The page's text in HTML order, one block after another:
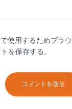
使用するためブラ
を保存する。